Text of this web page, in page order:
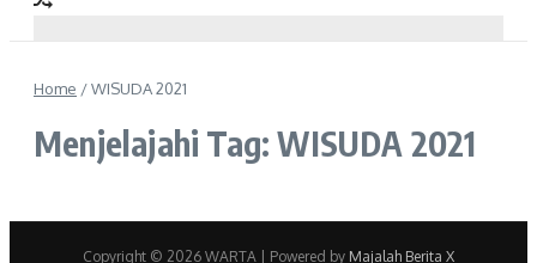
Home /WISUDA 2021
Menjelajahi Tag: WISUDA 2021
Copyright © 2026 WARTA | Powered by Majalah Berita X